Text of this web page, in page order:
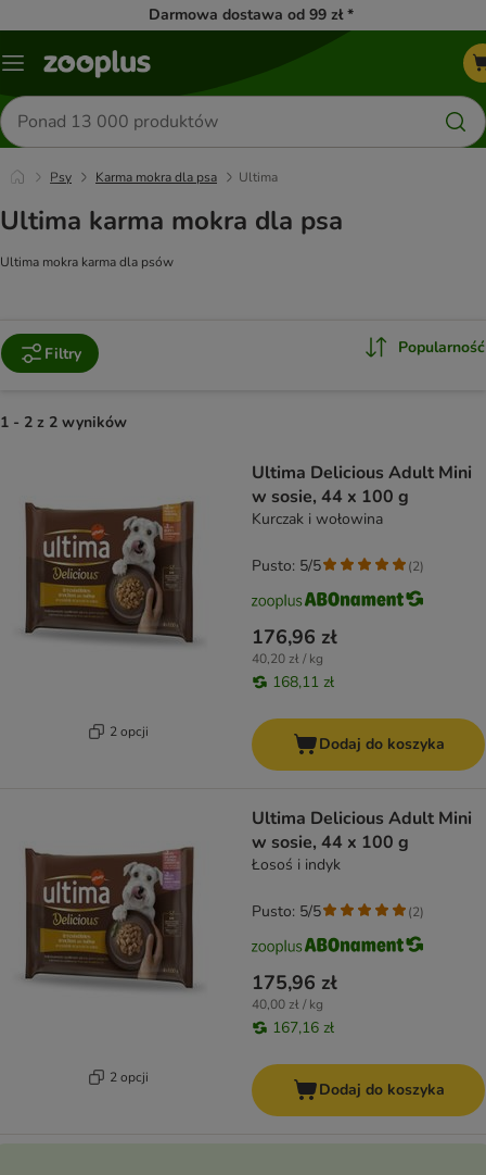
Darmowa dostawa od 99 zł *
Menu
Szukaj
produktów
Psy Karma mokra dla psa Ultima
Ultima karma mokra dla psa
Ultima mokra karma dla psów
Filtry Popularność
1 - 2 z 2 wyników
2 opcji
Ultima Delicious Adult Mini
w sosie, 44 x 100 g
Kurczak i wołowina
176,96 zł
40,20 zł / kg
168,11 zł
Pusto: 5/5 (2)
Dodaj do koszyka
2 opcji
Ultima Delicious Adult Mini
w sosie, 44 x 100 g
Łosoś i indyk
175,96 zł
40,00 zł / kg
167,16 zł
Pusto: 5/5 (2)
Dodaj do koszyka